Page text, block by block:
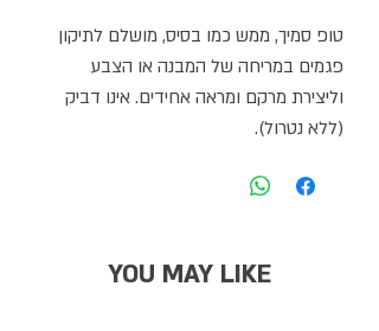
טופ סמיך, ממש כמו בסיס, מושלם לתיקון
פגמים במריחה של המבנה או הצבע
וליצירת מרקם ומראה אחידים. אינו דביק
(ללא נטרול).
YOU MAY LIKE